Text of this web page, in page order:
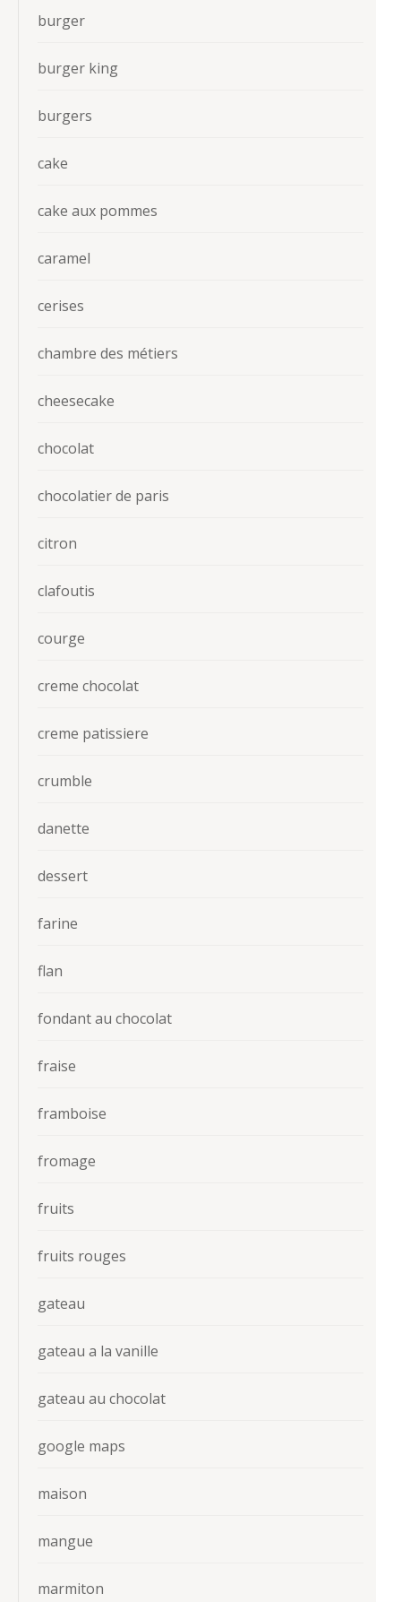
burger
burger king
burgers
cake
cake aux pommes
caramel
cerises
chambre des métiers
cheesecake
chocolat
chocolatier de paris
citron
clafoutis
courge
creme chocolat
creme patissiere
crumble
danette
dessert
farine
flan
fondant au chocolat
fraise
framboise
fromage
fruits
fruits rouges
gateau
gateau a la vanille
gateau au chocolat
google maps
maison
mangue
marmiton